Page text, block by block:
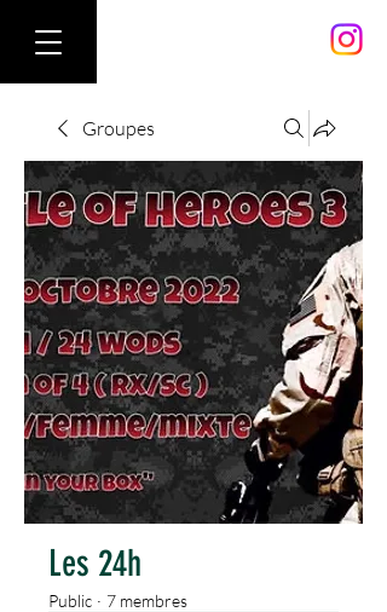
Groupes
Les 24h
Public · 7 membres